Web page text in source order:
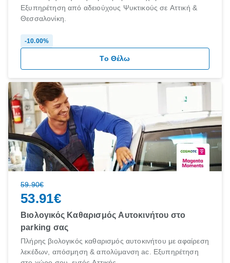
Εξυπηρέτηση από αδειούχους Ψυκτικούς σε Αττική &
Θεσσαλονίκη.
-10.00%discount
Το Θέλω
59.90€discount
53.91€
Βιολογικός Καθαρισμός Αυτοκινήτου στο
parking σας
Πλήρης βιολογικός καθαρισμός αυτοκινήτου με αφαίρεση
λεκέδων, απόσμηση & απολύμανση ac. Εξυπηρέτηση